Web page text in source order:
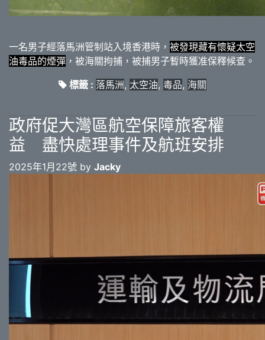
一名男子經落馬洲管制站入境香港時， 被發現藏有懷疑太空
油毒品的煙彈 ，被海關拘捕，被捕男子暫時獲准保釋候查。
標籤 : 落馬洲, 太空油, 毒品, 海關
政府促大灣區航空保障旅客權
益 盡快處理事件及航班安排
2025年1月22號 by Jacky